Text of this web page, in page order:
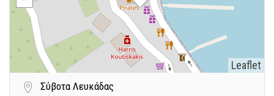
Leaflet
Σύβοτα Λευκάδας